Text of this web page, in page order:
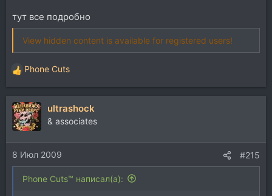
тут все подробно
View hidden content is available for registered users!
Р
е
а
к
ц
и
и
:
Phone Cuts
ultrashock
& associates
8 Июл 2009 #215
Phone Cuts™ написал(а):